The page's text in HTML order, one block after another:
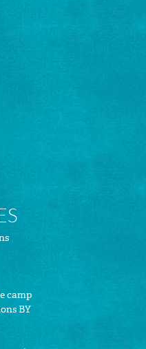
camp
BY